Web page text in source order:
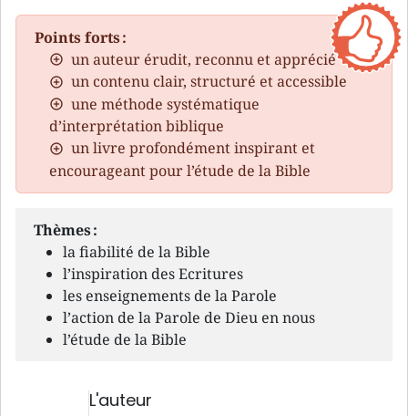
Points forts :
un auteur érudit, reconnu et apprécié
un contenu clair, structuré et accessible
une méthode systématique
d’interprétation biblique
un livre profondément inspirant et
encourageant pour l’étude de la Bible
Thèmes :
la fiabilité de la Bible
l’inspiration des Ecritures
les enseignements de la Parole
l’action de la Parole de Dieu en nous
l’étude de la Bible
L'auteur